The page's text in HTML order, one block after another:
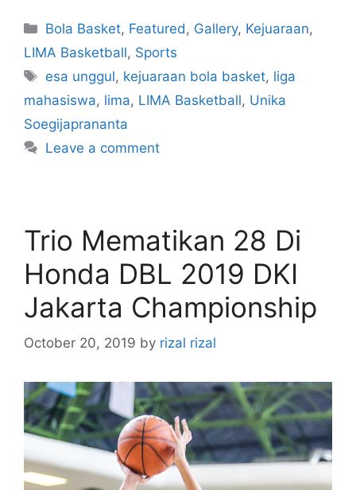
Bola Basket, Featured, Gallery, Kejuaraan,
LIMA Basketball, Sports
esa unggul, kejuaraan bola basket, liga
mahasiswa, lima, LIMA Basketball, Unika
Soegijaprananta
Leave a comment
Trio Mematikan 28 Di
Honda DBL 2019 DKI
Jakarta Championship
October 20, 2019 by rizal rizal